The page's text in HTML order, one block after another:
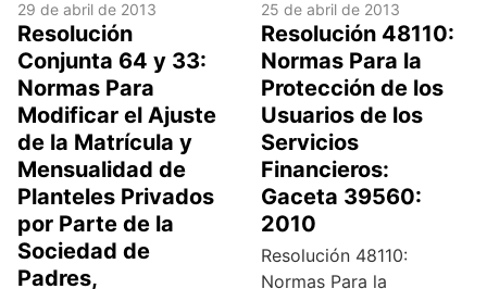
29 de abril de 2013
Resolución
Conjunta 64 y 33:
Normas Para
Modificar el Ajuste
de la Matrícula y
Mensualidad de
Planteles Privados
por Parte de la
Sociedad de
Padres,
25 de abril de 2013
Resolución 48110:
Normas Para la
Protección de los
Usuarios de los
Servicios
Financieros:
Gaceta 39560:
2010
Resolución 48110:
Normas Para la